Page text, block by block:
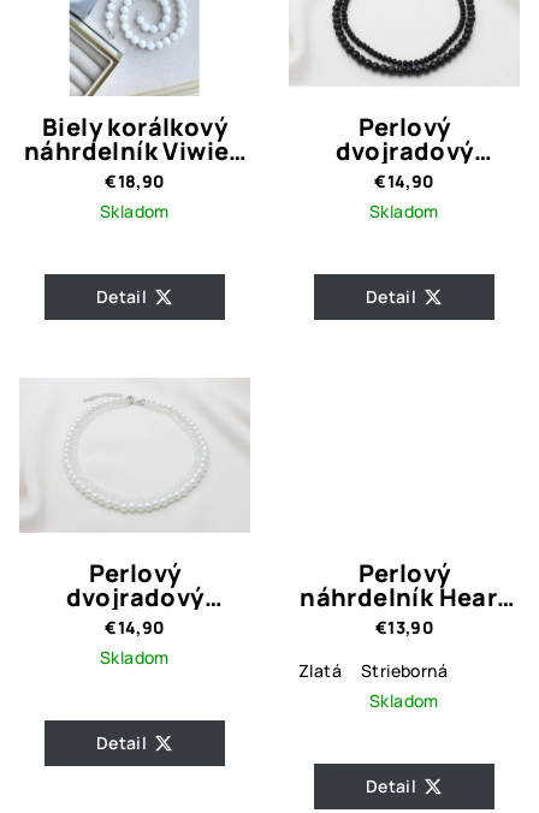
Biely korálkový
náhrdelník Viwien
2
€18,90
Skladom
Detail
Perlový
dvojradový
náhrdelník Noe
Crystal Black
€14,90
Skladom
Detail
Perlový
dvojradový
náhrdelník Noe
Crystal
€14,90
Skladom
Detail
Perlový
náhrdelník Heart
Crystal / 2
prevedenia
€13,90
Zlatá
Strieborná
Skladom
Detail